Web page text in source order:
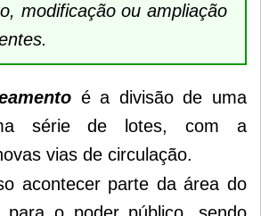
modificação ou ampliação
é a divisão de uma
série de lotes, com a
vias de circulação.
acontecer parte da área do